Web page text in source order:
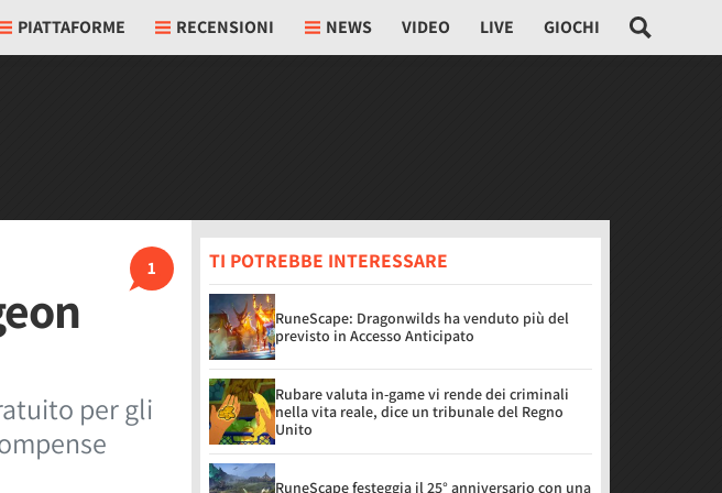
PIATTAFORME RECENSIONI NEWS VIDEO LIVE GIOCHI
1
per gli
TI POTREBBE INTERESSARE
RuneScape: Dragonwilds ha venduto più del
previsto in Accesso Anticipato
Rubare valuta in-game vi rende dei criminali
nella vita reale, dice un tribunale del Regno
Unito
RuneScape festeggia il 25° anniversario con una